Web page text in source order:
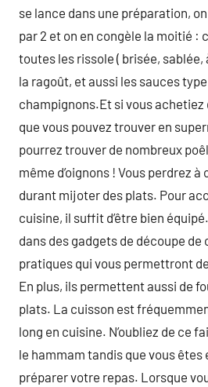
se lance dans une préparation,
par 2 et on en congèle la moitié :
toutes les rissole ( brisée,
la ragoût, et aussi les sauces
champignons.Et si vous
que vous pouvez trouver en
pourrez trouver de nombreux
même d’oignons ! Vous perdrez
durant mijoter des plats. Pour
cuisine, il suffit d’être bien
dans des gadgets de découpe
pratiques qui vous permettront
En plus, ils permettent aussi de
plats. La cuisson est
long en cuisine. N’oubliez de ce
le hammam tandis que vous êtes
préparer votre repas. Lorsque